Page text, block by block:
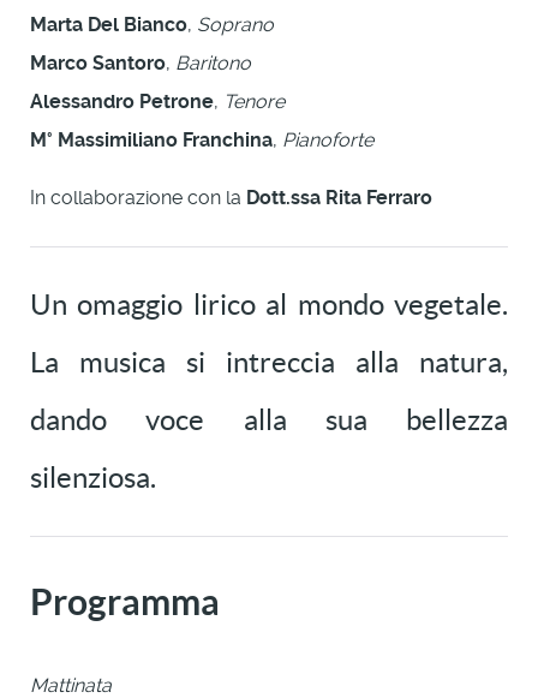
Marta Del Bianco, Soprano
Marco Santoro, Baritono
Alessandro Petrone, Tenore
M° Massimiliano Franchina, Pianoforte
In collaborazione con la Dott.ssa Rita Ferraro
Un omaggio lirico al mondo vegetale.
La musica si intreccia alla natura,
dando voce alla sua bellezza
silenziosa.
Programma
Mattinata